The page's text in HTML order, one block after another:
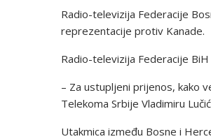
Radio-televizija Federacije
reprezentacije protiv Kanade.
Radio-televizija Federacije
– Za ustupljeni prijenos, kako
Telekoma Srbije Vladimiru
Utakmica između Bosne i